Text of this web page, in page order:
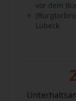
vor dem
Lübeck